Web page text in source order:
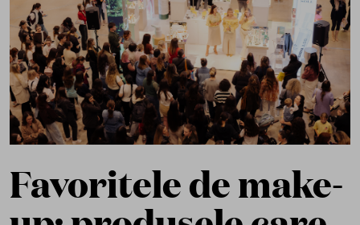
Favoritele de make-